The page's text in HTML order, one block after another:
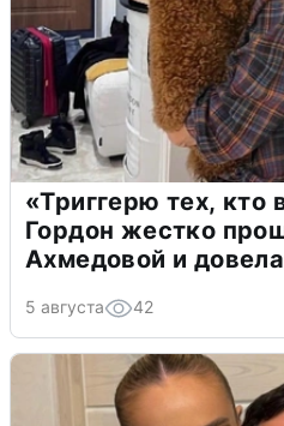
«Триггерю тех, кто
Гордон жестко
Ахмедовой и
5 августа 42